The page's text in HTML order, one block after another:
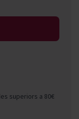
superiors a 80€